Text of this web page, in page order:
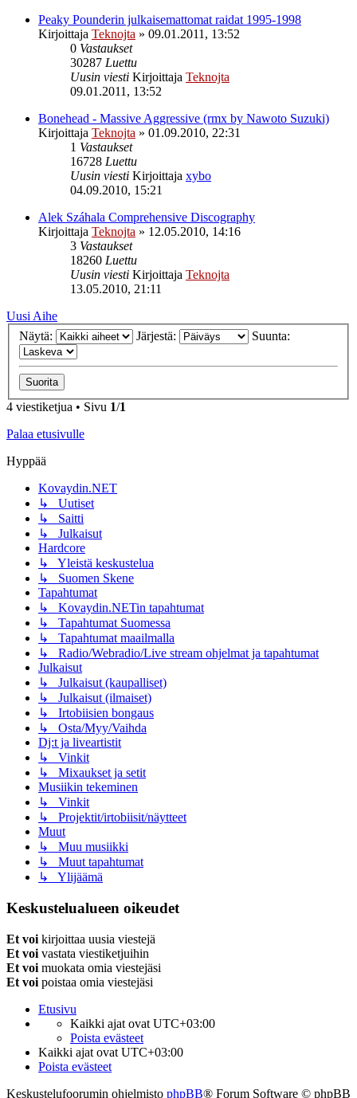
Peaky Pounderin julkaisemattomat raidat 1995-1998
Kirjoittaja Teknojta » 09.01.2011, 13:52
0 Vastaukset
30287 Luettu
Uusin viesti Kirjoittaja Teknojta
09.01.2011, 13:52
Bonehead - Massive Aggressive (rmx by Nawoto Suzuki)
Kirjoittaja Teknojta » 01.09.2010, 22:31
1 Vastaukset
16728 Luettu
Uusin viesti Kirjoittaja xybo
04.09.2010, 15:21
Alek Száhala Comprehensive Discography
Kirjoittaja Teknojta » 12.05.2010, 14:16
3 Vastaukset
18260 Luettu
Uusin viesti Kirjoittaja Teknojta
13.05.2010, 21:11
Uusi Aihe
Näytä:
Järjestä: Suunta:
4 viestiketjua • Sivu 1/1
Palaa etusivulle
Hyppää
Kovaydin.NET
↳ Uutiset
↳ Saitti
↳ Julkaisut
Hardcore
↳ Yleistä keskustelua
↳ Suomen Skene
Tapahtumat
↳ Kovaydin.NETin tapahtumat
↳ Tapahtumat Suomessa
↳ Tapahtumat maailmalla
↳ Radio/Webradio/Live stream ohjelmat ja tapahtumat
Julkaisut
↳ Julkaisut (kaupalliset)
↳ Julkaisut (ilmaiset)
↳ Irtobiisien bongaus
↳ Osta/Myy/Vaihda
Dj:t ja liveartistit
↳ Vinkit
↳ Mixaukset ja setit
Musiikin tekeminen
↳ Vinkit
↳ Projektit/irtobiisit/näytteet
Muut
↳ Muu musiikki
↳ Muut tapahtumat
↳ Ylijäämä
Keskustelualueen oikeudet
Et voi kirjoittaa uusia viestejä
Et voi vastata viestiketjuihin
Et voi muokata omia viestejäsi
Et voi poistaa omia viestejäsi
Etusivu
Kaikki ajat ovat UTC+03:00
Poista evästeet
Kaikki ajat ovat UTC+03:00
Poista evästeet
Keskustelufoorumin ohjelmisto phpBB® Forum Software © phpBB